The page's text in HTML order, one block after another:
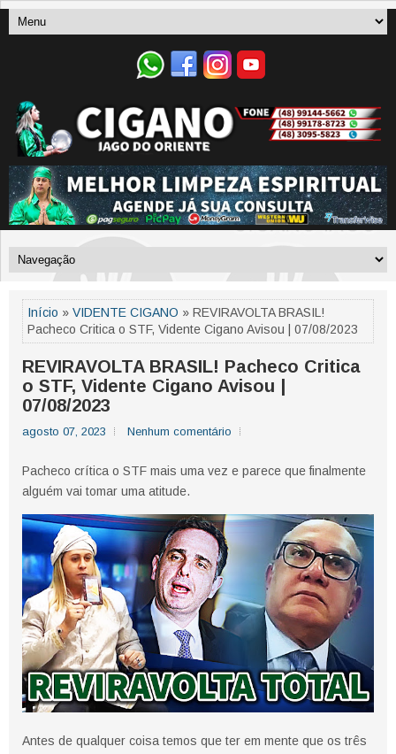
Início » VIDENTE CIGANO » REVIRAVOLTA BRASIL!
Pacheco Critica o STF, Vidente Cigano Avisou | 07/08/2023
REVIRAVOLTA BRASIL! Pacheco Critica
o STF, Vidente Cigano Avisou |
07/08/2023
agosto 07, 2023 Nenhum comentário
Pacheco crítica o STF mais uma vez e parece que finalmente
alguém vai tomar uma atitude.
Antes de qualquer coisa temos que ter em mente que os três